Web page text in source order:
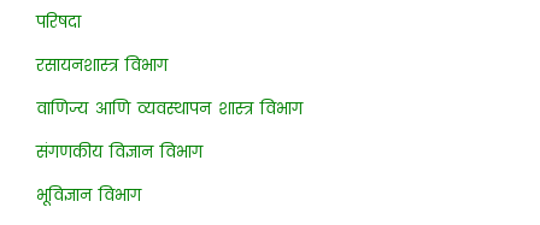
परिषदा
रसायनशास्त्र विभाग
वाणिज्य आणि व्यवस्थापन शास्त्र विभाग
संगणकीय विज्ञान विभाग
भूविज्ञान विभाग